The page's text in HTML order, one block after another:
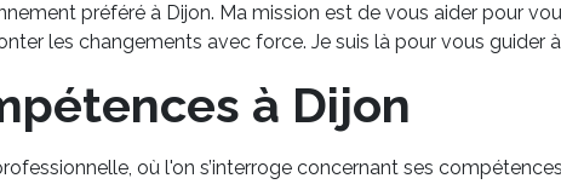
préféré à Dijon. Ma mission est de vous aider pour
les changements avec force. Je suis là pour vous guider
à Dijon
où l'on s’interroge concernant ses